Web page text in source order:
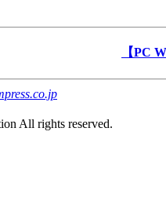
【PC
All rights reserved.